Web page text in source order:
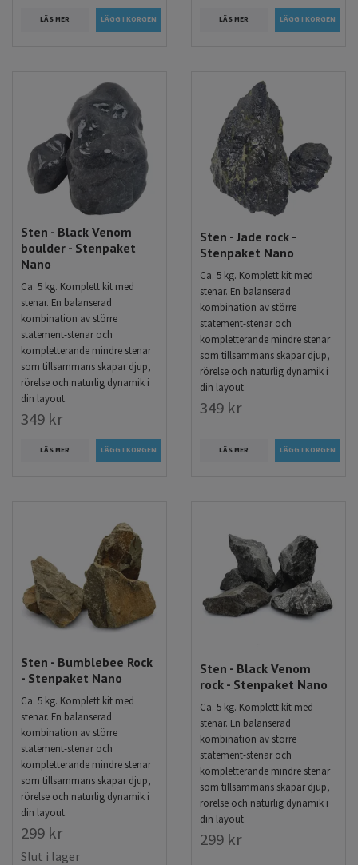
LÄS MER LÄS MER
Sten - Black Venom
boulder - Stenpaket
Nano
Ca. 5 kg. Komplett kit med
stenar. En balanserad
kombination av större
statement-stenar och
kompletterande mindre stenar
som tillsammans skapar djup,
rörelse och naturlig dynamik i
din layout.
349 kr
LÄS MER
Sten - Jade rock -
Stenpaket Nano
Ca. 5 kg. Komplett kit med
stenar. En balanserad
kombination av större
statement-stenar och
kompletterande mindre stenar
som tillsammans skapar djup,
rörelse och naturlig dynamik i
din layout.
349 kr
LÄS MER
Sten - Bumblebee Rock
- Stenpaket Nano
Ca. 5 kg. Komplett kit med
stenar. En balanserad
kombination av större
statement-stenar och
kompletterande mindre stenar
som tillsammans skapar djup,
rörelse och naturlig dynamik i
din layout.
299 kr
Slut i lager
Sten - Black Venom
rock - Stenpaket Nano
Ca. 5 kg. Komplett kit med
stenar. En balanserad
kombination av större
statement-stenar och
kompletterande mindre stenar
som tillsammans skapar djup,
rörelse och naturlig dynamik i
din layout.
299 kr